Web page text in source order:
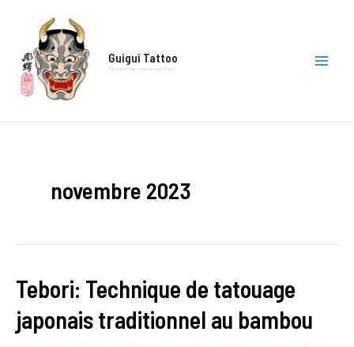
contenu
Guigui Tattoo
Tatouage Japonais irezumi Paris
novembre 2023
Tebori: Technique de tatouage
japonais traditionnel au bambou